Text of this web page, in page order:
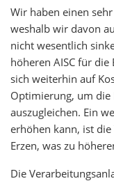
Wir haben einen
weshalb wir davon
nicht wesentlich
höheren AISC für
sich weiterhin auf
Optimierung, um
auszugleichen. Ein
erhöhen kann, ist
Erzen, was zu
Die